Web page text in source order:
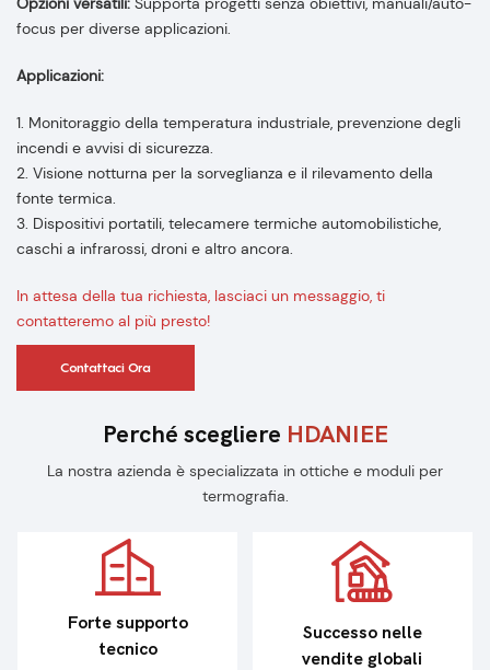
focus per diverse applicazioni.
Applicazioni:
1. Monitoraggio della temperatura industriale, prevenzione degli
incendi e avvisi di sicurezza.
2. Visione notturna per la sorveglianza e il rilevamento della
fonte termica.
3. Dispositivi portatili, telecamere termiche automobilistiche,
caschi a infrarossi, droni e altro ancora.
In attesa della tua richiesta, lasciaci un messaggio, ti
contatteremo al più presto!
Contattaci Ora
Perché scegliere HDANIEE
La nostra azienda è specializzata in ottiche e moduli per
termografia.
Forte supporto
tecnico
Successo nelle
vendite globali